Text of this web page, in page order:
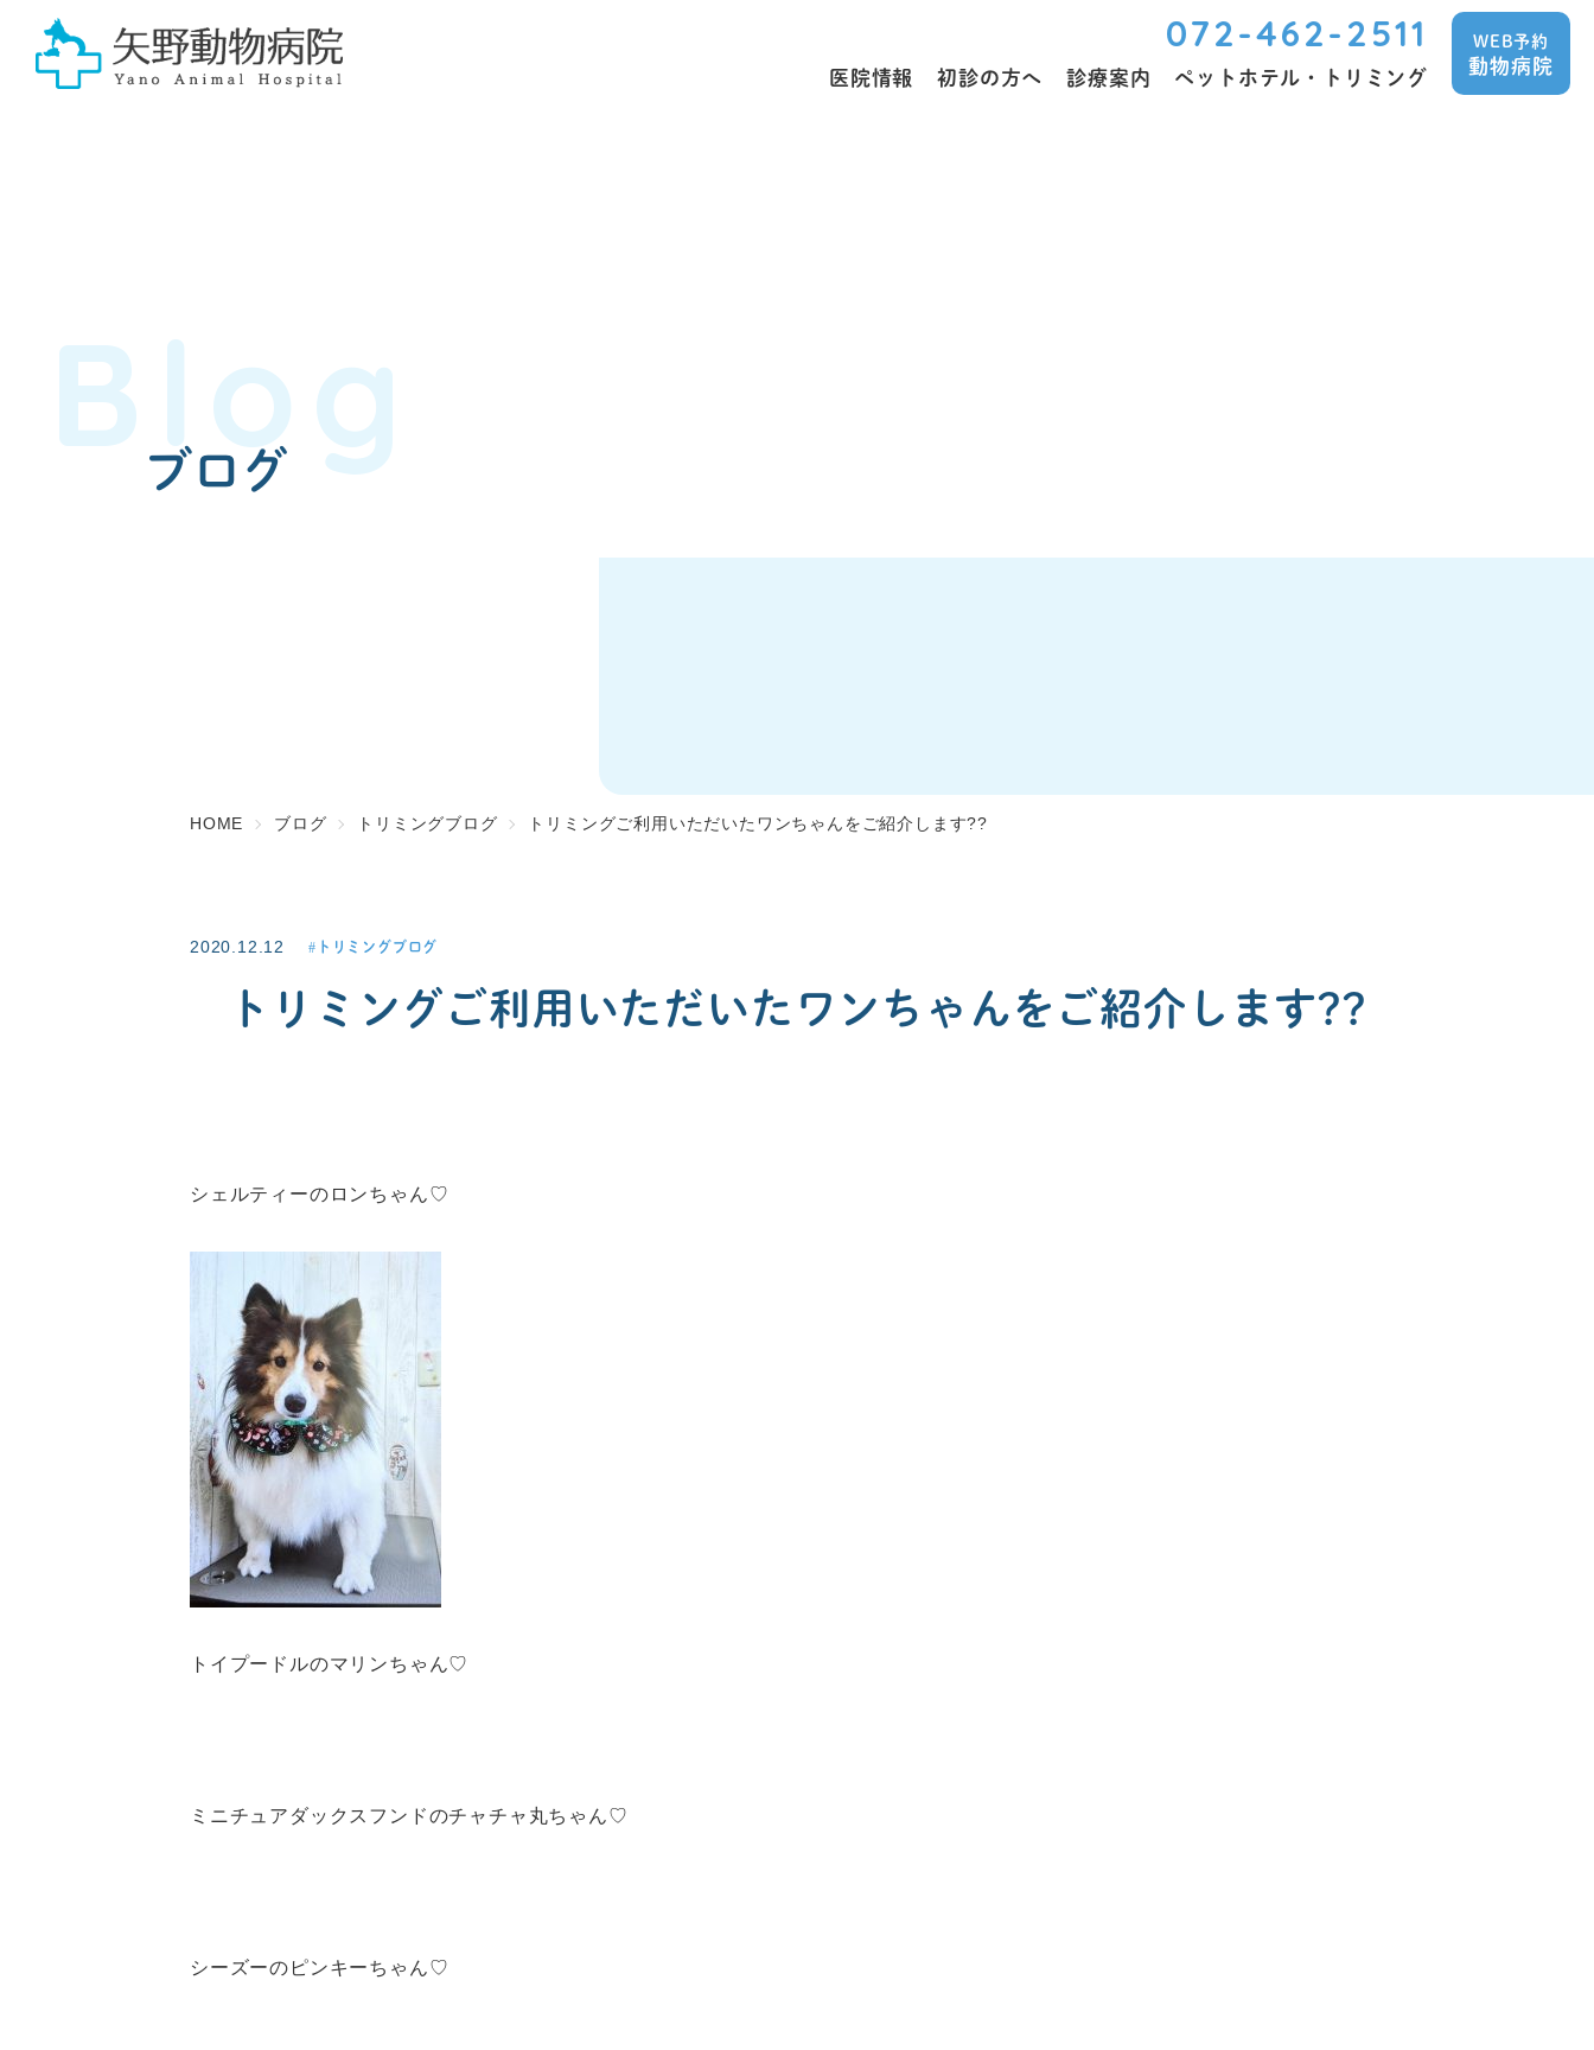
072-462-2511
医院情報 初診の方へ 診療案内 ペットホテル・トリミング
WEB予約
動物病院
ブログ
Blog
HOME ブログ トリミングブログ トリミングご利用いただいたワンちゃんをご紹介します??
2020.12.12 トリミングブログ
トリミングご利用いただいたワンちゃんをご紹介します??
シェルティーのロンちゃん♡
トイプードルのマリンちゃん♡
ミニチュアダックスフンドのチャチャ丸ちゃん♡
シーズーのピンキーちゃん♡